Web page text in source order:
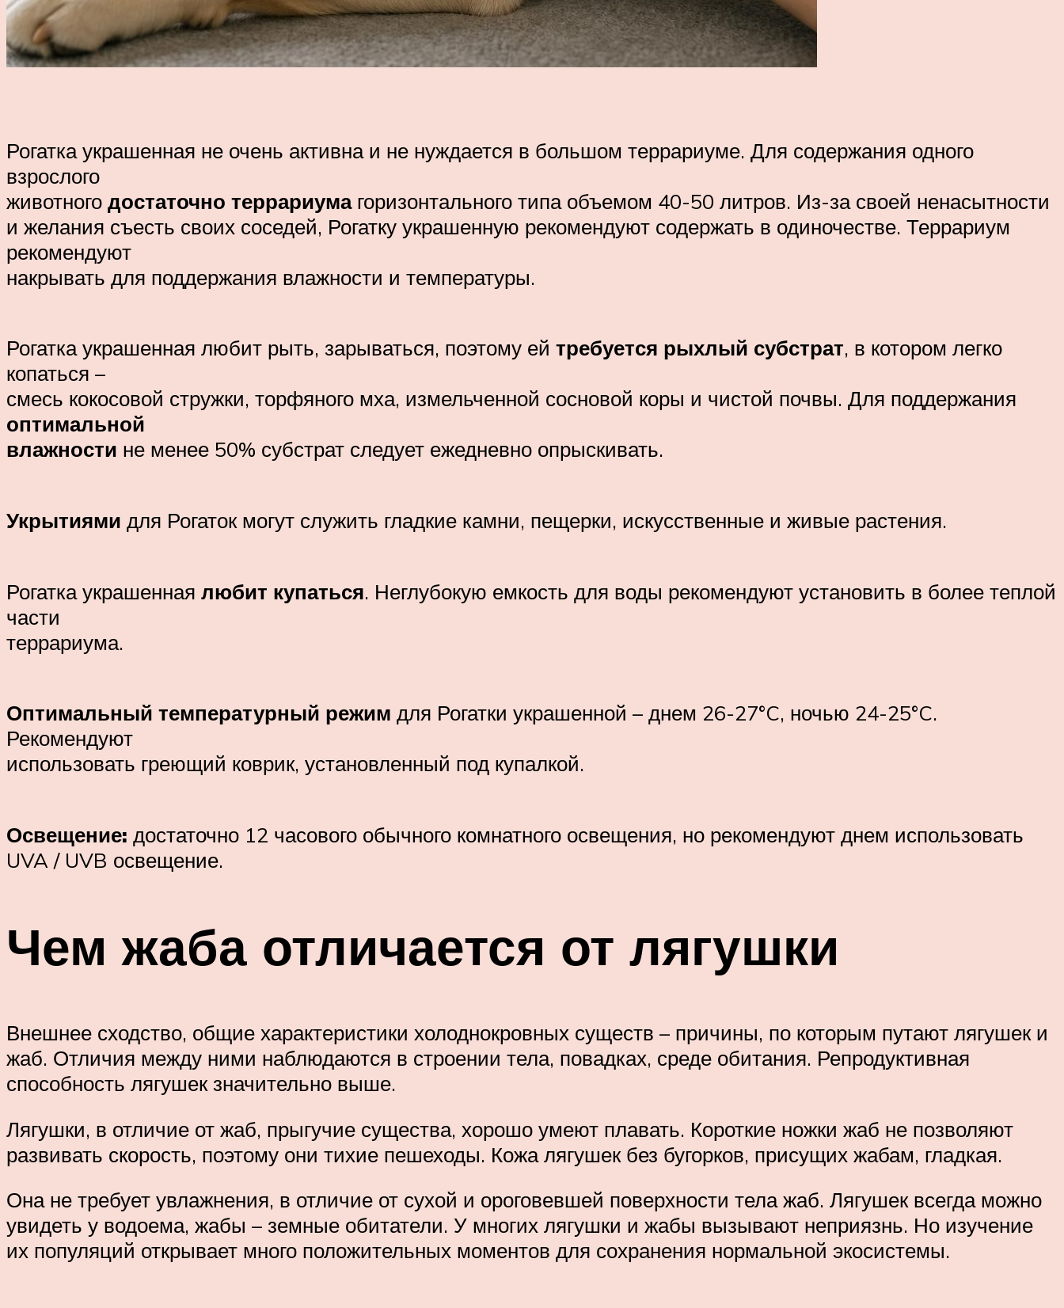
Рогатка украшенная не очень активна и не нуждается в большом террариуме. Для содержания одного
взрослого
животного достаточно террариумагоризонтального типа объемом 40-50 литров. Из-за своей ненасытности
и желания съесть своих соседей, Рогатку украшенную рекомендуют содержать в одиночестве. Террариум
рекомендуют
накрывать для поддержания влажности и температуры.
Рогатка украшенная любит рыть, зарываться, поэтому ей требуется рыхлый субстрат, в котором легко
копаться –
смесь кокосовой стружки, торфяного мха, измельченной сосновой коры и чистой почвы. Для поддержания
оптимальной
влажности не менее 50% субстрат следует ежедневно опрыскивать.
Укрытиями для Рогаток могут служить гладкие камни, пещерки, искусственные и живые растения.
Рогатка украшенная любит купаться. Неглубокую емкость для воды рекомендуют установить в более теплой
части
террариума.
Оптимальный температурный режим для Рогатки украшенной – днем 26-27°C, ночью 24-25°C.
Рекомендуют
использовать греющий коврик, установленный под купалкой.
Освещение: достаточно 12 часового обычного комнатного освещения, но рекомендуют днем использовать
UVA / UVB освещение.
Чем жаба отличается от лягушки
Внешнее сходство, общие характеристики холоднокровных существ – причины, по которым путают лягушек и
жаб. Отличия между ними наблюдаются в строении тела, повадках, среде обитания. Репродуктивная
способность лягушек значительно выше.
Лягушки, в отличие от жаб, прыгучие существа, хорошо умеют плавать. Короткие ножки жаб не позволяют
развивать скорость, поэтому они тихие пешеходы. Кожа лягушек без бугорков, присущих жабам, гладкая.
Она не требует увлажнения, в отличие от сухой и ороговевшей поверхности тела жаб. Лягушек всегда можно
увидеть у водоема, жабы – земные обитатели. У многих лягушки и жабы вызывают неприязнь. Но изучение
их популяций открывает много положительных моментов для сохранения нормальной экосистемы.